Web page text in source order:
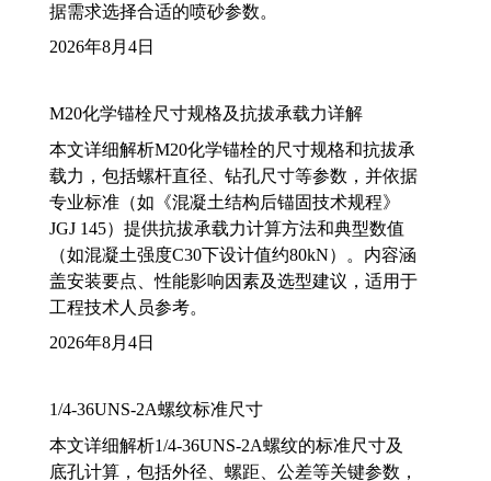
据需求选择合适的喷砂参数。
2026年8月4日
M20化学锚栓尺寸规格及抗拔承载力详解
本文详细解析M20化学锚栓的尺寸规格和抗拔承
载力，包括螺杆直径、钻孔尺寸等参数，并依据
专业标准（如《混凝土结构后锚固技术规程》
JGJ 145）提供抗拔承载力计算方法和典型数值
（如混凝土强度C30下设计值约80kN）。内容涵
盖安装要点、性能影响因素及选型建议，适用于
工程技术人员参考。
2026年8月4日
1/4-36UNS-2A螺纹标准尺寸
本文详细解析1/4-36UNS-2A螺纹的标准尺寸及
底孔计算，包括外径、螺距、公差等关键参数，